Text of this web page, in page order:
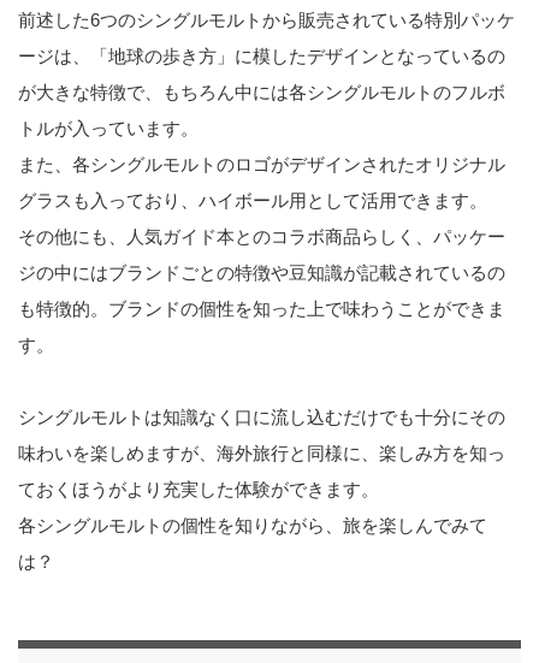
前述した6つのシングルモルトから販売されている特別パッケ
ージは、「地球の歩き方」に模したデザインとなっているの
が大きな特徴で、もちろん中には各シングルモルトのフルボ
トルが入っています。
また、各シングルモルトのロゴがデザインされたオリジナル
グラスも入っており、ハイボール用として活用できます。
その他にも、人気ガイド本とのコラボ商品らしく、パッケー
ジの中にはブランドごとの特徴や豆知識が記載されているの
も特徴的。ブランドの個性を知った上で味わうことができま
す。
シングルモルトは知識なく口に流し込むだけでも十分にその
味わいを楽しめますが、海外旅行と同様に、楽しみ方を知っ
ておくほうがより充実した体験ができます。
各シングルモルトの個性を知りながら、旅を楽しんでみて
は？